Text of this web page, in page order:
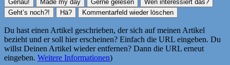
Du hast einen Artikel geschrieben, der sich auf meinen Artikel
bezieht und er soll hier erscheinen? Einfach die URL eingeben. Du
willst Deinen Artikel wieder entfernen? Dann die URL erneut
eingeben. Weitere Informationen)